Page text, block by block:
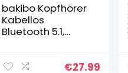
bakibo Kopfhörer
Kabellos
Bluetooth 5.1,
Mikrofon in-Ear
€27.99